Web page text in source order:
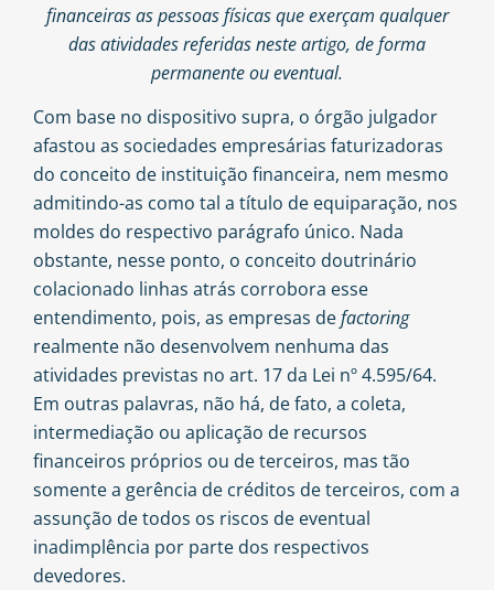
financeiras as pessoas físicas que exerçam qualquer
das atividades referidas neste artigo, de forma
permanente ou eventual.
Com base no dispositivo supra, o órgão julgador
afastou as sociedades empresárias faturizadoras
do conceito de instituição financeira, nem mesmo
admitindo-as como tal a título de equiparação, nos
moldes do respectivo parágrafo único. Nada
obstante, nesse ponto, o conceito doutrinário
colacionado linhas atrás corrobora esse
entendimento, pois, as empresas defactoring
realmente não desenvolvem nenhuma das
atividades previstas no art. 17 da Lei nº 4.595/64.
Em outras palavras, não há, de fato, a coleta,
intermediação ou aplicação de recursos
financeiros próprios ou de terceiros, mas tão
somente a gerência de créditos de terceiros, com a
assunção de todos os riscos de eventual
inadimplência por parte dos respectivos
devedores.